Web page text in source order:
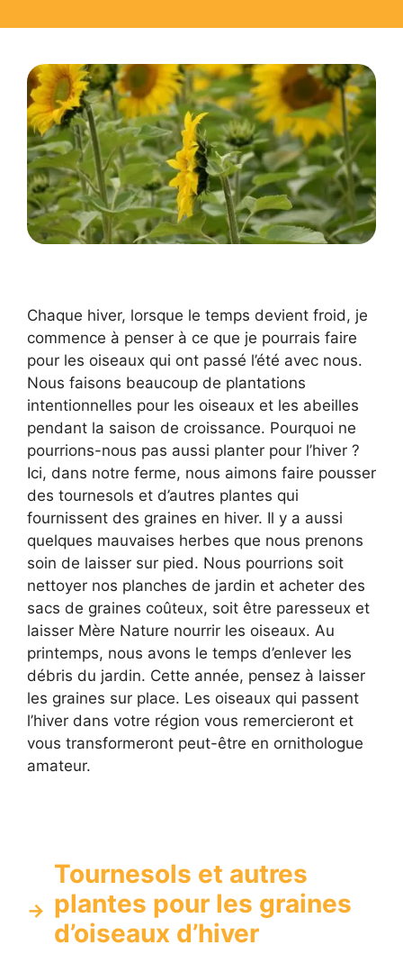
Chaque hiver, lorsque le temps devient froid, je
commence à penser à ce que je pourrais faire
pour les oiseaux qui ont passé l’été avec nous.
Nous faisons beaucoup de plantations
intentionnelles pour les oiseaux et les abeilles
pendant la saison de croissance. Pourquoi ne
pourrions-nous pas aussi planter pour l’hiver ?
Ici, dans notre ferme, nous aimons faire pousser
des tournesols et d’autres plantes qui
fournissent des graines en hiver. Il y a aussi
quelques mauvaises herbes que nous prenons
soin de laisser sur pied. Nous pourrions soit
nettoyer nos planches de jardin et acheter des
sacs de graines coûteux, soit être paresseux et
laisser Mère Nature nourrir les oiseaux. Au
printemps, nous avons le temps d’enlever les
débris du jardin. Cette année, pensez à laisser
les graines sur place. Les oiseaux qui passent
l’hiver dans votre région vous remercieront et
vous transformeront peut-être en ornithologue
amateur.
Tournesols et autres
plantes pour les graines
d’oiseaux d’hiver